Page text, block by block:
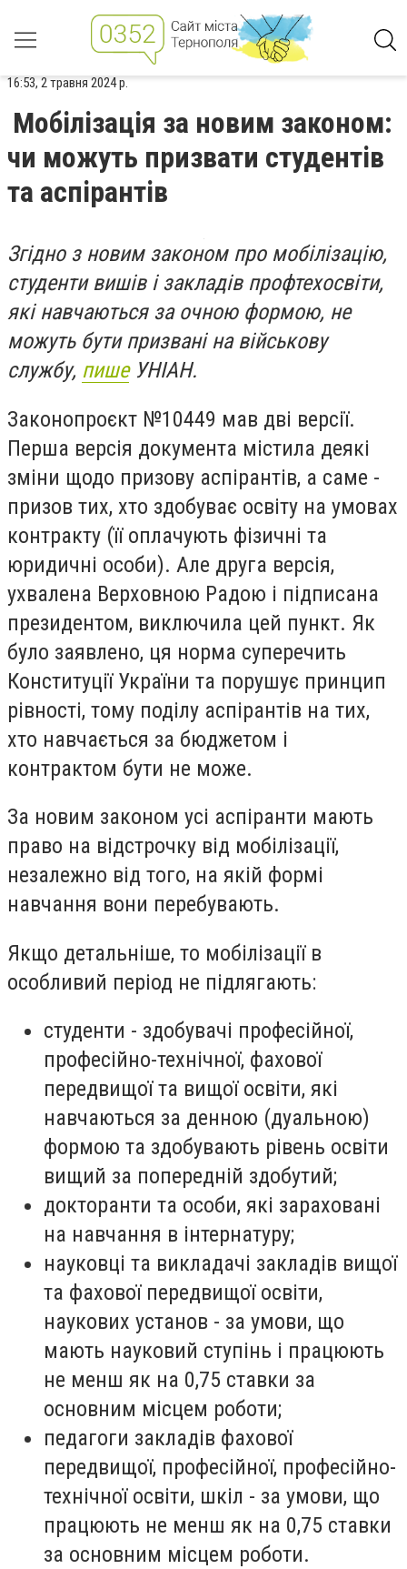
16:53, 2 травня 2024 р.
Мобілізація за новим законом:
чи можуть призвати студентів
та аспірантів
Згідно з новим законом про мобілізацію,
студенти вишів і закладів профтехосвіти,
які навчаються за очною формою, не
можуть бути призвані на військову
службу, пишеУНІАН.
Законопроєкт №10449 мав дві версії.
Перша версія документа містила деякі
зміни щодо призову аспірантів, а саме -
призов тих, хто здобуває освіту на умовах
контракту (її оплачують фізичні та
юридичні особи). Але друга версія,
ухвалена Верховною Радою і підписана
президентом, виключила цей пункт. Як
було заявлено, ця норма суперечить
Конституції України та порушує принцип
рівності, тому поділу аспірантів на тих,
хто навчається за бюджетом і
контрактом бути не може.
За новим законом усі аспіранти мають
право на відстрочку від мобілізації,
незалежно від того, на якій формі
навчання вони перебувають.
Якщо детальніше, то мобілізації в
особливий період не підлягають:
студенти - здобувачі професійної,
професійно-технічної, фахової
передвищої та вищої освіти, які
навчаються за денною (дуальною)
формою та здобувають рівень освіти
вищий за попередній здобутий;
докторанти та особи, які зараховані
на навчання в інтернатуру;
науковці та викладачі закладів вищої
та фахової передвищої освіти,
наукових установ - за умови, що
мають науковий ступінь і працюють
не менш як на 0,75 ставки за
основним місцем роботи;
педагоги закладів фахової
передвищої, професійної, професійно-
технічної освіти, шкіл - за умови, що
працюють не менш як на 0,75 ставки
за основним місцем роботи.